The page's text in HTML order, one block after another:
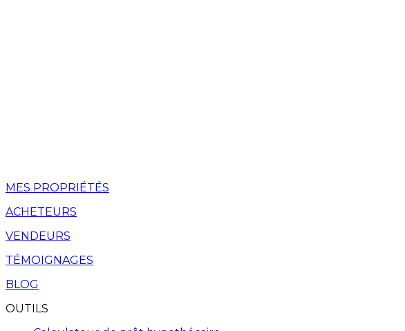
MES PROPRIÉTÉS
ACHETEURS
VENDEURS
TÉMOIGNAGES
BLOG
OUTILS